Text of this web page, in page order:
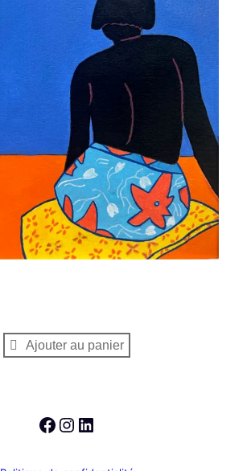
Ajouter au panier
Facebook Instagram LinkedIn